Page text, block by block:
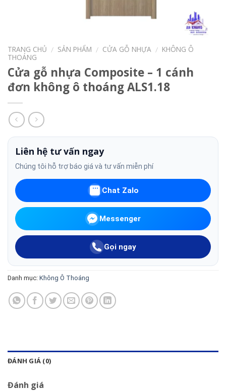
TRANG CHỦ / SẢN PHẨM / CỬA GỖ NHỰA / KHÔNG Ô
THOÁNG
Cửa gỗ nhựa Composite – 1 cánh
đơn không ô thoáng ALS1.18
Liên hệ tư vấn ngay
Chúng tôi hỗ trợ báo giá và tư vấn miễn phí
Chat Zalo
Messenger
Gọi ngay
Danh mục: Không Ô Thoáng
ĐÁNH GIÁ (0)
Đánh giá